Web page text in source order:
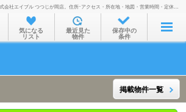
お部屋を探す
沿線・駅から
通勤通学時間から
賃貸マンション･アパート探しなら株式会社エイブル つつじが岡店。住所･アクセス・所在地・地図・営業時間・定休日・電話番号などを掲載。
気になる
リスト
最近見た
物件
保存中の
条件
掲載物件一覧